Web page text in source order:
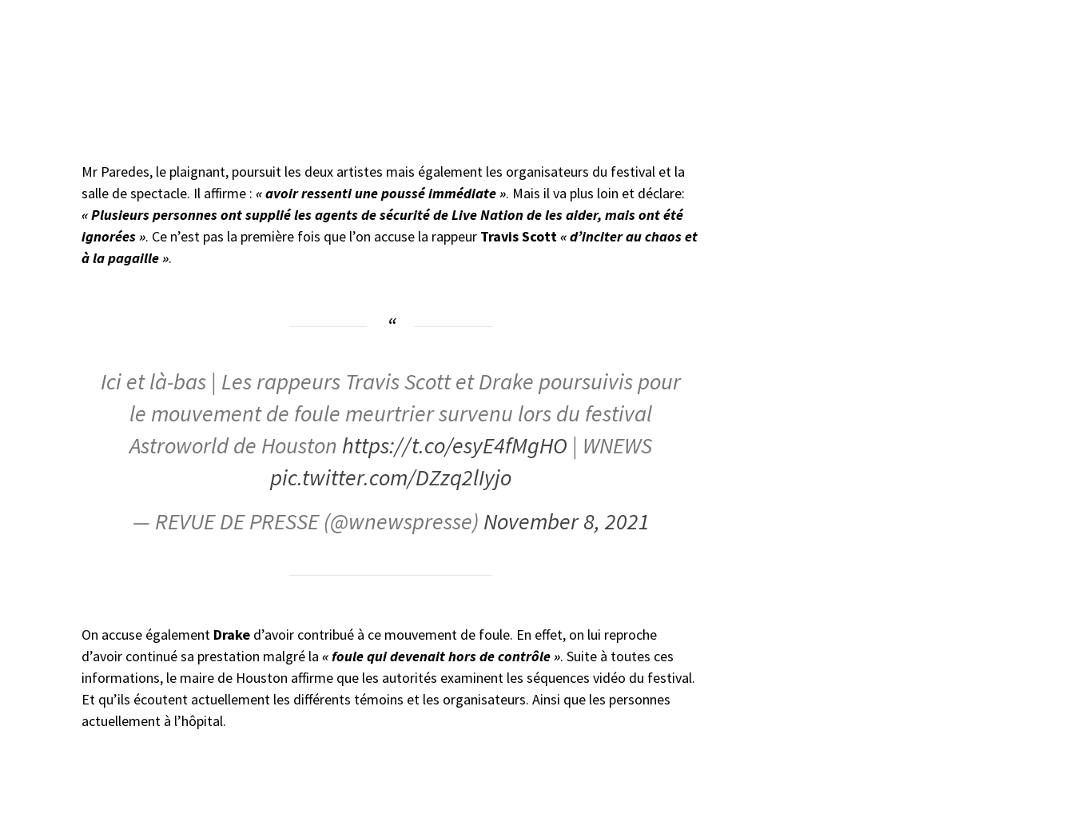
Mr Paredes, le plaignant, poursuit les deux artistes mais également les organisateurs du festival et la
salle de spectacle. Il affirme : « avoir ressenti une poussé immédiate ». Mais il va plus loin et déclare:
« Plusieurs personnes ont supplié les agents de sécurité de Live Nation de les aider, mais ont été
ignorées ». Ce n’est pas la première fois que l’on accuse la rappeur Travis Scott« d’inciter au chaos et
à la pagaille ».
Ici et là-bas | Les rappeurs Travis Scott et Drake poursuivis pour
le mouvement de foule meurtrier survenu lors du festival
Astroworld de Houston https://t.co/esyE4fMgHO | WNEWS
pic.twitter.com/DZzq2lIyjo
— REVUE DE PRESSE (@wnewspresse) November 8, 2021
On accuse également Drake d’avoir contribué à ce mouvement de foule. En effet, on lui reproche
d’avoir continué sa prestation malgré la « foule qui devenait hors de contrôle ». Suite à toutes ces
informations, le maire de Houston affirme que les autorités examinent les séquences vidéo du festival.
Et qu’ils écoutent actuellement les différents témoins et les organisateurs. Ainsi que les personnes
actuellement à l’hôpital.